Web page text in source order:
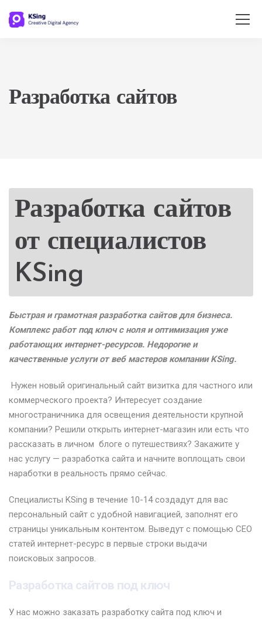
Разработка сайтов
Разработка сайтов
от специалистов
KSing
Быстрая и грамотная разработка сайтов для бизнеса.
Комплекс работ под ключ с ноля и оптимизация уже
работающих интернет-ресурсов. Недорогие и
качественные услуги от веб мастеров компанииKSing.
Нужен новый оригинальный сайт визитка для частного или
коммерческого проекта? Интересует создание
многостраничника для освещения деятельности крупной
компании? Решили открыть интернет-магазин или есть что
рассказать в личном блоге о путешествиях? Закажите у
нас услугу — разработка сайта и начните воплощать свои
наработки в реальность прямо сейчас.
Специалисты KSing в течение 10-14 создадут для вас
персональный сайт с удобной навигацией, заполнят его
страницы уникальным контентом. Выведут с помощью СЕО
статей интернет-ресурс в первые строки выдачи
поисковых запросов.
Разработка сайтов под ключ
У нас можно заказать разработку сайта под ключ и